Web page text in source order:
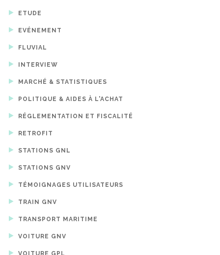
ETUDE
EVÉNEMENT
FLUVIAL
INTERVIEW
MARCHÉ & STATISTIQUES
POLITIQUE & AIDES À L'ACHAT
RÉGLEMENTATION ET FISCALITÉ
RETROFIT
STATIONS GNL
STATIONS GNV
TÉMOIGNAGES UTILISATEURS
TRAIN GNV
TRANSPORT MARITIME
VOITURE GNV
VOITURE GPL